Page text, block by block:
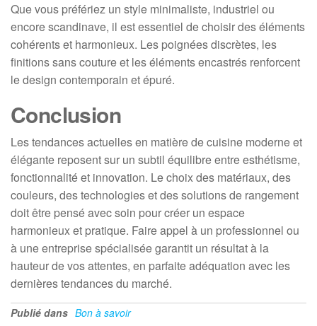
Que vous préfériez un style minimaliste, industriel ou
encore scandinave, il est essentiel de choisir des éléments
cohérents et harmonieux. Les poignées discrètes, les
finitions sans couture et les éléments encastrés renforcent
le design contemporain et épuré.
Conclusion
Les tendances actuelles en matière de cuisine moderne et
élégante reposent sur un subtil équilibre entre esthétisme,
fonctionnalité et innovation. Le choix des matériaux, des
couleurs, des technologies et des solutions de rangement
doit être pensé avec soin pour créer un espace
harmonieux et pratique. Faire appel à un professionnel ou
à une entreprise spécialisée garantit un résultat à la
hauteur de vos attentes, en parfaite adéquation avec les
dernières tendances du marché.
Publié dans Bon à savoir